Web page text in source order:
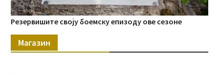
Резервишите своју боемску епизоду ове сезоне
Магазин